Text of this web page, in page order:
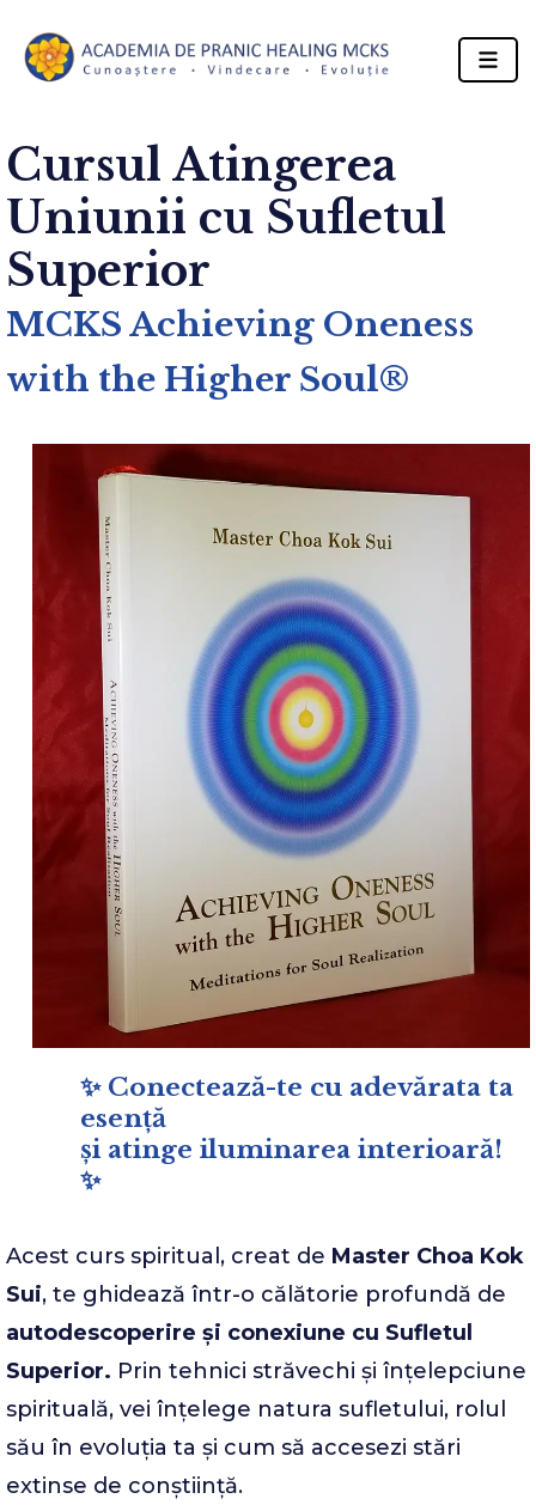
Cursul Atingerea
Uniunii cu Sufletul
Superior
MCKS Achieving Oneness
with the Higher Soul®
✨ Conectează-te cu adevărata ta
esență
și atinge iluminarea interioară!
✨
Acest curs spiritual, creat de Master Choa Kok
Sui, te ghidează într-o călătorie profundă de
autodescoperire și conexiune cu Sufletul
Superior. Prin tehnici străvechi și înțelepciune
spirituală, vei înțelege natura sufletului, rolul
său în evoluția ta și cum să accesezi stări
extinse de conștiință.